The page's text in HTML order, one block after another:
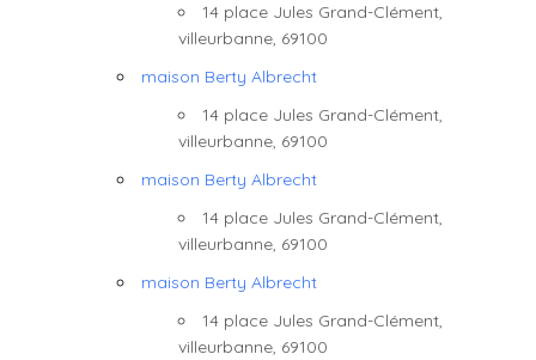
14 place Jules Grand-Clément,
villeurbanne, 69100
maison Berty Albrecht
14 place Jules Grand-Clément,
villeurbanne, 69100
maison Berty Albrecht
14 place Jules Grand-Clément,
villeurbanne, 69100
maison Berty Albrecht
14 place Jules Grand-Clément,
villeurbanne, 69100